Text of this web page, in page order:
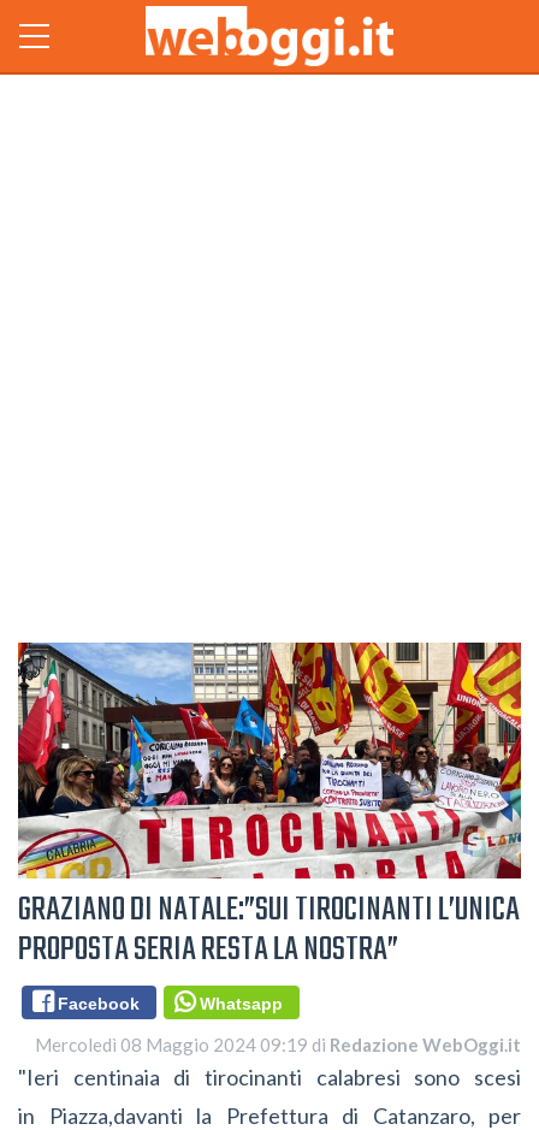
GRAZIANO DI NATALE:”SUI TIROCINANTI L’UNICA
PROPOSTA SERIA RESTA LA NOSTRA”
Facebook Whatsapp
Mercoledì 08 Maggio 2024 09:19 di Redazione WebOggi.it
"Ieri centinaia di tirocinanti calabresi sono scesi
in Piazza,davanti la Prefettura di Catanzaro, per